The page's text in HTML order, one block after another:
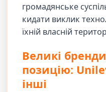
громадянське
кидати виклик
їхній власній
Великі
позицію:
інші